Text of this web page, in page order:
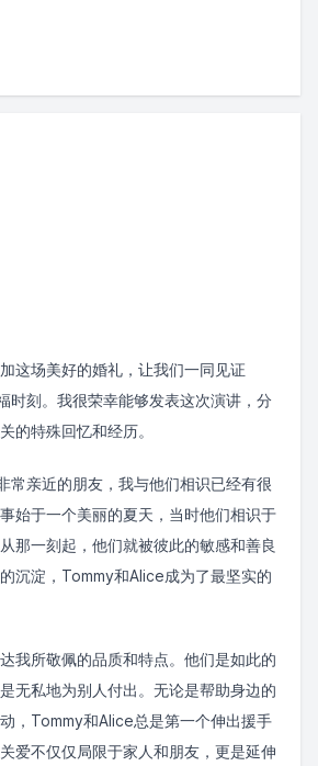
这场美好的婚礼，让我们一同见证
时刻。我很荣幸能够发表这次演讲，分
的特殊回忆和经历。
常亲近的朋友，我与他们相识已经有很
始于一个美丽的夏天，当时他们相识于
那一刻起，他们就被彼此的敏感和善良
沉淀，Tommy和Alice成为了最坚实的
我所敬佩的品质和特点。他们是如此的
无私地为别人付出。无论是帮助身边的
，Tommy和Alice总是第一个伸出援手
爱不仅仅局限于家人和朋友，更是延伸